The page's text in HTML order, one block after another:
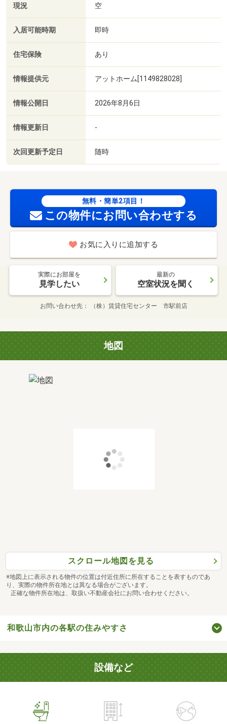
現況 空
入居可能時期 即時
住宅保険 あり
情報提供元 アットホーム[1149828028]
情報公開日 2026年8月6日
情報更新日 -
次回更新予定日 随時
無料・簡単2項目！
この物件にお問い合わせする
お気に入りに追加する
実際にお部屋を
見学したい
最新の
空室状況を聞く
お問い合わせ先 （株）賃貸住宅センター 市駅前店
地図
スクロール地図を見る
※地図上に表示される物件の位置は付近住所に所在することを表すものであ
り、実際の物件所在地とは異なる場合がございます。
正確な物件所在地は、取扱い不動産会社にお問い合わせください。
和歌山市内の各駅の住みやすさ
設備など